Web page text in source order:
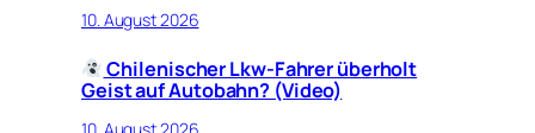
10. August 2026
Chilenischer Lkw-Fahrer überholt
Geist auf Autobahn? (Video)
10. August 2026